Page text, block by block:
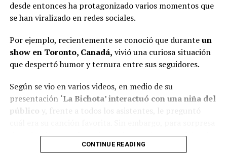
Dichavate — Ya Ice Dilan, Rey Tony, Helabusador,
TUKI TUKIE — Kris R., GeezyDee, Flame
火炎
SUPERSTARE — Blessd, Los Money Makers
Todo Lo Fue — Lenin Ramírez
Pico Y Chao (W Sound 08) — W Sound, Kris R., Ovy
On The Drums
desde entonces ha protagonizado varios momentos que
se han viralizado en redes sociales.
Por ejemplo, recientemente se conoció que duranteun
show en Toronto, Canadá, vivió una curiosa situación
que despertó humor y ternura entre sus seguidores.
Según se vio en varios videos, en medio de su
presentación ‘La Bichota’ interactuó con una niña del
público y, frente a todos los asistentes, le preguntó
de todos, la pequeña en lugar de mencionar un éxito de
respondió que era ‘Dai Dai’, de Shakira.
CONTINUE READING